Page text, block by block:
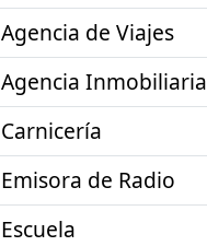
Agencia de Viajes
Agencia Inmobiliaria
Carnicería
Emisora de Radio
Escuela